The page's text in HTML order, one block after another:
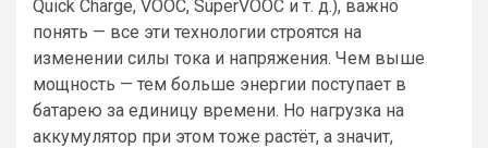
Quick Charge, VOOC, SuperVOOC и т. д.), важно
понять — все эти технологии строятся на
изменении силы тока и напряжения. Чем выше
мощность — тем больше энергии поступает в
батарею за единицу времени. Но нагрузка на
аккумулятор при этом тоже растёт, а значит,